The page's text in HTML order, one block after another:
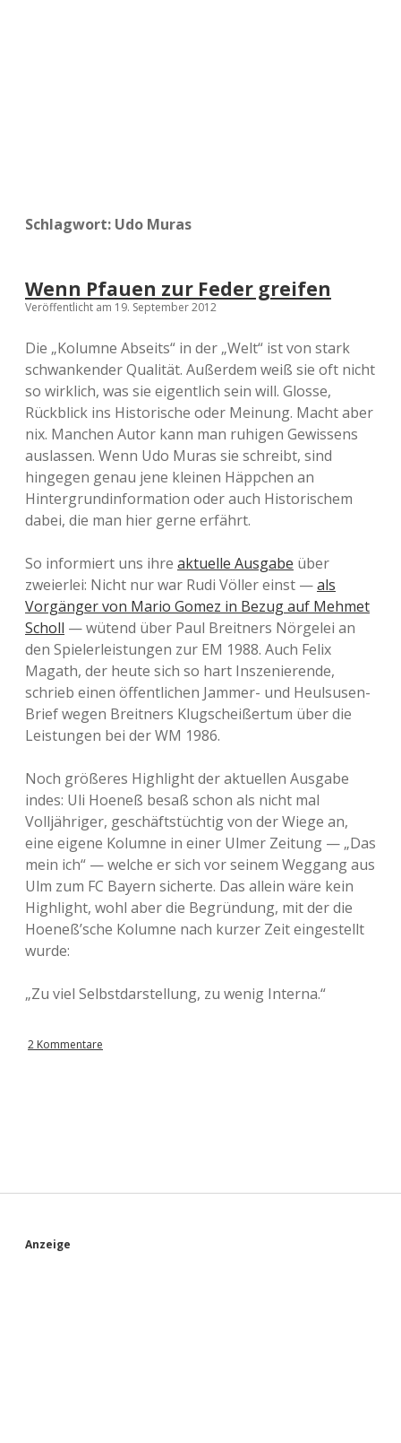
Schlagwort: Udo Muras
Wenn Pfauen zur Feder greifen
Veröffentlicht am 19. September 2012
Die „Kolumne Abseits“ in der „Welt“ ist von stark
schwankender Qualität. Außerdem weiß sie oft nicht
so wirklich, was sie eigentlich sein will. Glosse,
Rückblick ins Historische oder Meinung. Macht aber
nix. Manchen Autor kann man ruhigen Gewissens
auslassen. Wenn Udo Muras sie schreibt, sind
hingegen genau jene kleinen Häppchen an
Hintergrundinformation oder auch Historischem
dabei, die man hier gerne erfährt.
So informiert uns ihre aktuelle Ausgabe über
zweierlei: Nicht nur war Rudi Völler einst —als
Vorgänger von Mario Gomez in Bezug auf Mehmet
Scholl — wütend über Paul Breitners Nörgelei an
den Spielerleistungen zur EM 1988. Auch Felix
Magath, der heute sich so hart Inszenierende,
schrieb einen öffentlichen Jammer- und Heulsusen-
Brief wegen Breitners Klugscheißertum über die
Leistungen bei der WM 1986.
Noch größeres Highlight der aktuellen Ausgabe
indes: Uli Hoeneß besaß schon als nicht mal
Volljähriger, geschäftstüchtig von der Wiege an,
eine eigene Kolumne in einer Ulmer Zeitung — „Das
mein ich“ — welche er sich vor seinem Weggang aus
Ulm zum FC Bayern sicherte. Das allein wäre kein
Highlight, wohl aber die Begründung, mit der die
Hoeneß’sche Kolumne nach kurzer Zeit eingestellt
wurde:
„Zu viel Selbstdarstellung, zu wenig Interna.“
2 Kommentare
S
Anzeige